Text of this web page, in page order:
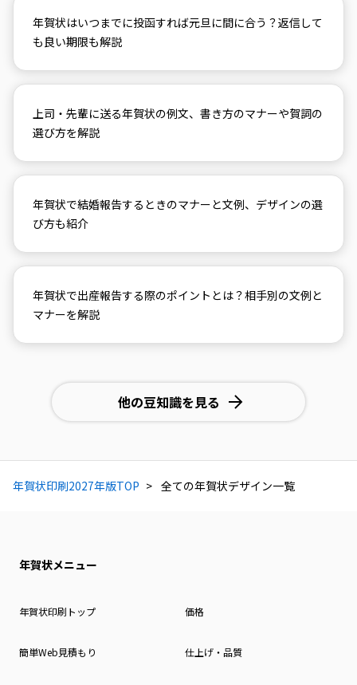
年賀状はいつまでに投函すれば元旦に間に合う？返信して
も良い期限も解説
上司・先輩に送る年賀状の例文、書き方のマナーや賀詞の
選び方を解説
年賀状で結婚報告するときのマナーと文例、デザインの選
び方も紹介
年賀状で出産報告する際のポイントとは？相手別の文例と
マナーを解説
他の豆知識を見る
年賀状印刷2027年版TOP 全ての年賀状デザイン一覧
年賀状メニュー
年賀状印刷トップ 価格
簡単Web見積もり 仕上げ・品質